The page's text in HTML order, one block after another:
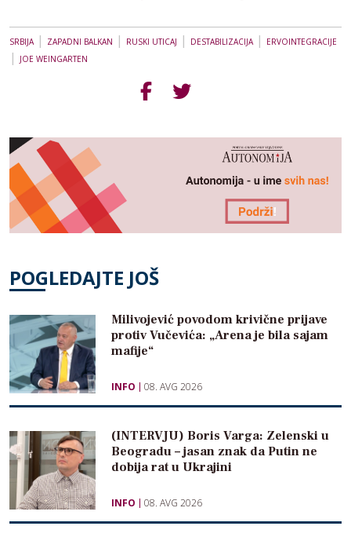
SRBIJA| ZAPADNI BALKAN | RUSKI UTICAJ | DESTABILIZACIJA| ERVOINTEGRACIJE
| JOE WEINGARTEN
POGLEDAJTE JOŠ
Milivojević povodom krivične prijave
protiv Vučevića: „Arena je bila sajam
mafije“
INFO 08. AVG 2026
(INTERVJU) Boris Varga: Zelenski u
Beogradu – jasan znak da Putin ne
dobija rat u Ukrajini
INFO 08. AVG 2026